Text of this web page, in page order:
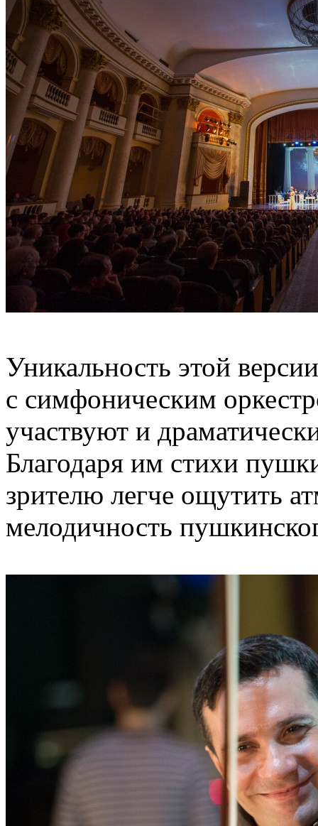
Уникальность этой
с симфоническим
участвуют и
Благодаря им стихи
зрителю легче ощутить
мелодичность